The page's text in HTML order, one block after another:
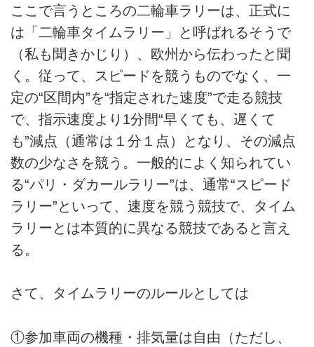
ここで言うところの二輪車ラリーは、正式に
は「二輪車タイムラリー」と呼ばれるそうで
（私も聞きかじり）、欧州から伝わったと聞
く。従って、スピードを競うものでなく、一
定の“区間内”を“指定された速度”で走る競技
で、指示速度より1分間“早くても、遅くて
も”減点（通常は１分１点）となり、その減点
数の少なさを競う。一般的によく知られてい
る“パリ・ダカールラリー”は、通常“スピード
ラリー”といって、速度を競う競技で、タイム
ラリーとは本質的に異なる競技であると言え
る。
さて、タイムラリーのルールとしては
①参加車両の機種・排気量は自由（ただし、